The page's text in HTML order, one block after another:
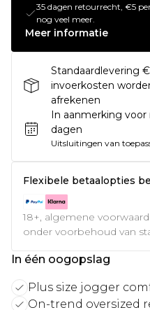
35 dagen retourrecht, €5
nog veel meer.
Meer informatie
Standaardlevering
invoerkosten
afrekenen
In aanmerking voor
dagen
Uitsluitingen van
Flexibele betaalopties
18+, algemene
onder voorbehoud van
In één oogopslag
Plus size jogger
On-trend oversized